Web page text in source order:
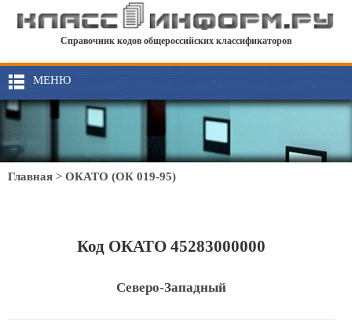
Справочник кодов общероссийских классификаторов
МЕНЮ
Главная > ОКАТО (ОК 019-95)
Код ОКАТО 45283000000
Северо-Западный